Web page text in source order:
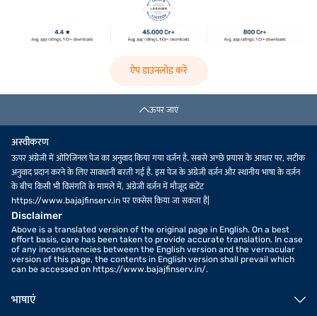
ऐप डाउनलोड करें
ऊपर जाएं
अस्वीकरण
ऊपर अंग्रेजी में ओरिजिनल पेज का अनुवाद किया गया वर्ज़न है. सबसे अच्छे प्रयास के आधार पर, सटीक
अनुवाद प्रदान करने के लिए सावधानी बरती गई है. इस पेज के अंग्रेजी वर्ज़न और स्थानीय भाषा के वर्ज़न
के बीच किसी भी विसंगति के मामले में, अंग्रेजी वर्ज़न में मौजूद कंटेंट
https://www.bajajfinserv.in पर एक्सेस किया जा सकता है|
Disclaimer
Above is a translated version of the original page in English. On a best
effort basis, care has been taken to provide accurate translation. In case
of any inconsistencies between the English version and the vernacular
version of this page, the contents in English version shall prevail which
can be accessed on https://www.bajajfinserv.in/.
भाषाएं